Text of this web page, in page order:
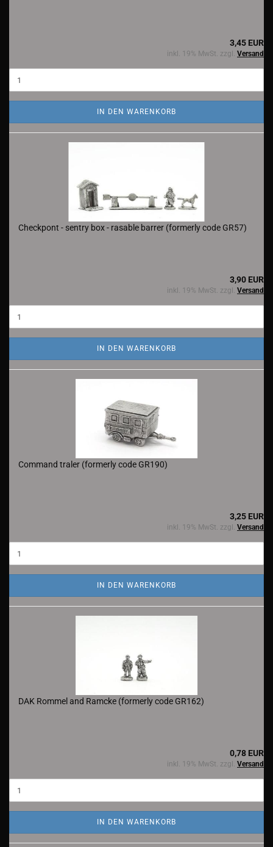
3,45 EUR
inkl. 19% MwSt. zzgl. Versand
IN DEN WARENKORB
Checkpont - sentry box - rasable barrer (formerly code GR57)
3,90 EUR
inkl. 19% MwSt. zzgl. Versand
IN DEN WARENKORB
Command traler (formerly code GR190)
3,25 EUR
inkl. 19% MwSt. zzgl. Versand
IN DEN WARENKORB
DAK Rommel and Ramcke (formerly code GR162)
0,78 EUR
inkl. 19% MwSt. zzgl. Versand
IN DEN WARENKORB